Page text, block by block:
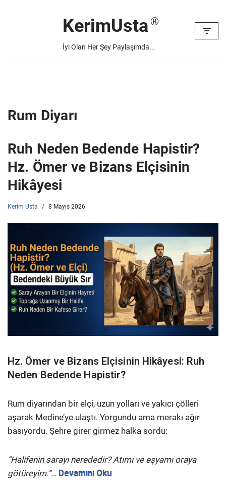
KerimUsta
İyi Olan Her Şey Paylaşımda...
Rum Diyarı
Ruh Neden Bedende Hapistir?
Hz. Ömer ve Bizans Elçisinin
Hikâyesi
Kerim Usta 8 Mayıs 2026
Hz. Ömer ve Bizans Elçisinin Hikâyesi: Ruh
Neden Bedende Hapistir?
Rum diyarından bir elçi, uzun yolları ve yakıcı çölleri
aşarak Medine’ye ulaştı. Yorgundu ama merakı ağır
basıyordu. Şehre girer girmez halka sordu:
“Halifenin sarayı nerededir? Atımı ve eşyamı oraya
götüreyim.”… Devamını Oku